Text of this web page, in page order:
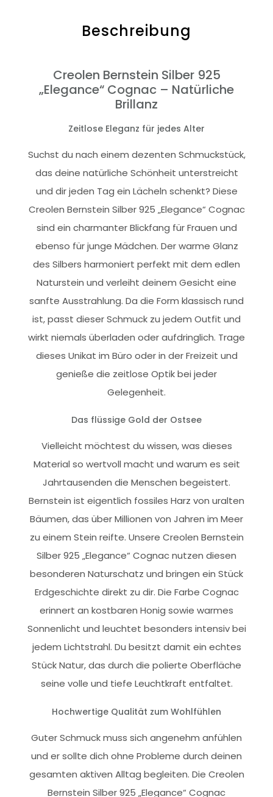
Beschreibung
Creolen Bernstein Silber 925
„Elegance“ Cognac – Natürliche
Brillanz
Zeitlose Eleganz für jedes Alter
Suchst du nach einem dezenten Schmuckstück,
das deine natürliche Schönheit unterstreicht
und dir jeden Tag ein Lächeln schenkt? Diese
Creolen Bernstein Silber 925 „Elegance“ Cognac
sind ein charmanter Blickfang für Frauen und
ebenso für junge Mädchen. Der warme Glanz
des Silbers harmoniert perfekt mit dem edlen
Naturstein und verleiht deinem Gesicht eine
sanfte Ausstrahlung. Da die Form klassisch rund
ist, passt dieser Schmuck zu jedem Outfit und
wirkt niemals überladen oder aufdringlich. Trage
dieses Unikat im Büro oder in der Freizeit und
genieße die zeitlose Optik bei jeder
Gelegenheit.
Das flüssige Gold der Ostsee
Vielleicht möchtest du wissen, was dieses
Material so wertvoll macht und warum es seit
Jahrtausenden die Menschen begeistert.
Bernstein ist eigentlich fossiles Harz von uralten
Bäumen, das über Millionen von Jahren im Meer
zu einem Stein reifte. Unsere Creolen Bernstein
Silber 925 „Elegance“ Cognac nutzen diesen
besonderen Naturschatz und bringen ein Stück
Erdgeschichte direkt zu dir. Die Farbe Cognac
erinnert an kostbaren Honig sowie warmes
Sonnenlicht und leuchtet besonders intensiv bei
jedem Lichtstrahl. Du besitzt damit ein echtes
Stück Natur, das durch die polierte Oberfläche
seine volle und tiefe Leuchtkraft entfaltet.
Hochwertige Qualität zum Wohlfühlen
Guter Schmuck muss sich angenehm anfühlen
und er sollte dich ohne Probleme durch deinen
gesamten aktiven Alltag begleiten. Die Creolen
Bernstein Silber 925 „Elegance“ Cognac